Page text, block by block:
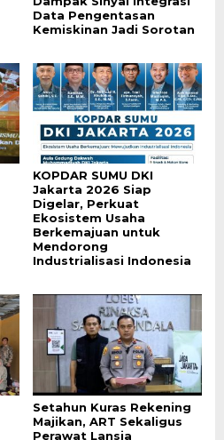
Data Pengentasan
Kemiskinan Jadi Sorotan
KOPDAR SUMU DKI
Jakarta 2026 Siap
Digelar, Perkuat
Ekosistem Usaha
Berkemajuan untuk
Mendorong
Industrialisasi Indonesia
Setahun Kuras Rekening
Majikan, ART Sekaligus
Perawat Lansia